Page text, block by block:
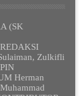
(SK
Zulkifli
Herman